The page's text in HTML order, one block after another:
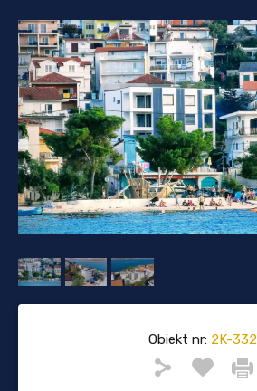
Obiekt nr: 2K-332